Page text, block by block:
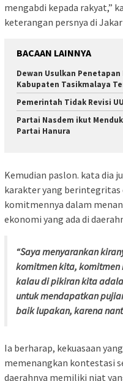
mengabdi kepada rakyat,”
keterangan persnya di
BACAAN LAINNYA
Dewan Usulkan
Kabupaten Tasikmalaya
Pemerintah Tidak Revisi
Partai Nasdem ikut
Partai Hanura
Kemudian paslon. kata dia
karakter yang berintegritas
komitmennya dalam
ekonomi yang ada di
“Saya menyarankan
komitmen kita,
kalau di pikiran kita
untuk mendapatkan
baik lupakan, karena
Ia berharap, kekuasaan
memenangkan kontestasi
daerahnya memiliki niat